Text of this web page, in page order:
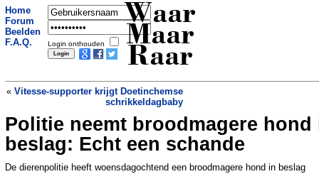
Home
Forum
Beelden
F.A.Q.
Login onthouden
Waar
Maar
Raar
« Vitesse-supporter krijgt Doetinchemse
schrikkeldagbaby
Granola, drinkyoghurt en broodsalades:
ultrabewerkt eten leidt tot ziektes»
Politie neemt broodmagere hond
beslag: Echt een schande
De dierenpolitie heeft woensdagochtend een broodmagere hond in beslag